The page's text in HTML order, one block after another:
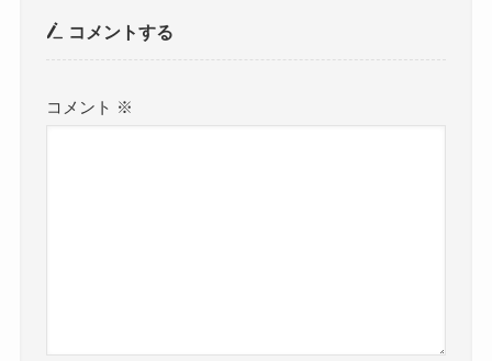
コメントする
コメント ※